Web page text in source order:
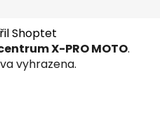
Shoptet
X-PRO MOTO.
vyhrazena.